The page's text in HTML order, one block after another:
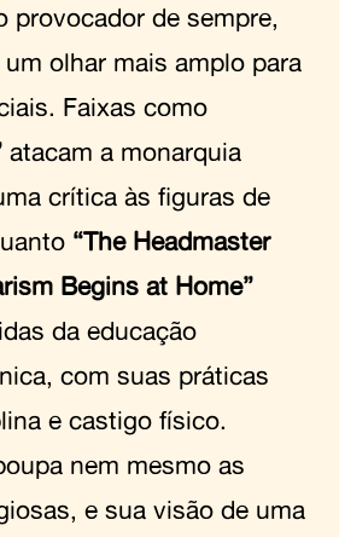
provocador de sempre,
olhar mais amplo para
Faixas como
atacam a monarquia
crítica às figuras de
“The Headmaster
Begins at Home”
da educação
com suas práticas
e castigo físico.
nem mesmo as
e sua visão de uma